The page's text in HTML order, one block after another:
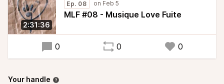
2:31:36
Ep. 08
MLF #08 - Musique Love Fuite
0 0 0
Your handle